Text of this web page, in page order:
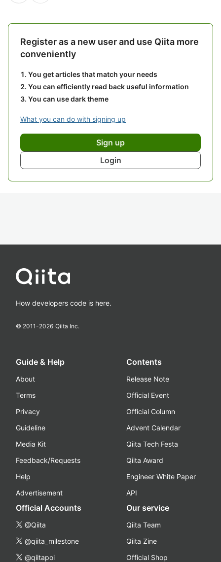
Register as a new user and use Qiita more
conveniently
You get articles that match your needs
You can efficiently read back useful information
You can use dark theme
What you can do with signing up
Sign up
Login
How developers code is here.
© 2011-2026 Qiita Inc.
Guide & Help
About
Terms
Privacy
Guideline
Media Kit
Feedback/Requests
Help
Advertisement
Contents
Release Note
Official Event
Official Column
Advent Calendar
Qiita Tech Festa
Qiita Award
Engineer White Paper
API
Official Accounts
@Qiita
@qiita_milestone
@qiitapoi
Our service
Qiita Team
Qiita Zine
Official Shop